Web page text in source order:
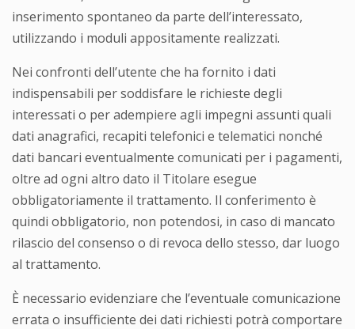
inserimento spontaneo da parte dell’interessato,
utilizzando i moduli appositamente realizzati.
Nei confronti dell’utente che ha fornito i dati
indispensabili per soddisfare le richieste degli
interessati o per adempiere agli impegni assunti quali
dati anagrafici, recapiti telefonici e telematici nonché
dati bancari eventualmente comunicati per i pagamenti,
oltre ad ogni altro dato il Titolare esegue
obbligatoriamente il trattamento. Il conferimento è
quindi obbligatorio, non potendosi, in caso di mancato
rilascio del consenso o di revoca dello stesso, dar luogo
al trattamento.
È necessario evidenziare che l’eventuale comunicazione
errata o insufficiente dei dati richiesti potrà comportare